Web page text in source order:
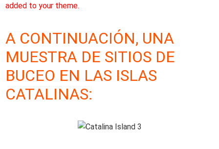
added to your theme.
A CONTINUACIÓN, UNA
MUESTRA DE SITIOS DE
BUCEO EN LAS ISLAS
CATALINAS: